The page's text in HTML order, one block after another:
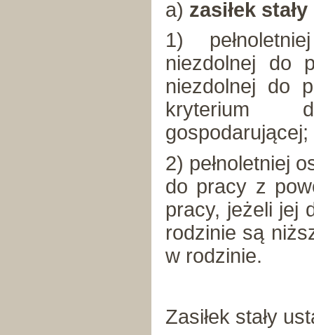
a) zasiłek stały
1)
niezdolnej do
niezdolnej do
kryterium
gospodarującej;
2) pełnoletniej
do pracy z
pracy, jeżeli jej
rodzinie są
w rodzinie.
Zasiłek stały